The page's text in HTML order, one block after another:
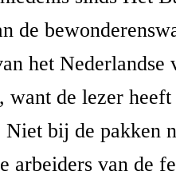
de
het Nederlandse
want de lezer heeft
Niet bij de pakken
arbeiders van de